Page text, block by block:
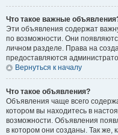
Что такое важные
Эти объявления содержат
по возможности. Они
личном разделе. Права на
предоставляются
Вернуться к началу
Что такое объявления?
Объявления чаще всего
котором вы находитесь в
возможности. Объявления
в котором они созданы. Так же,